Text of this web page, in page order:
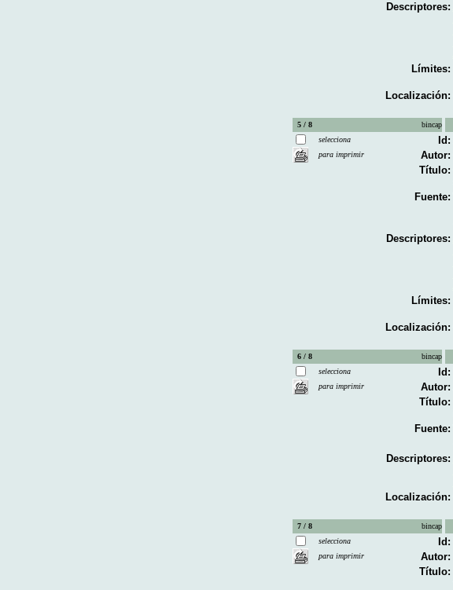
Descriptores:
Límites:
Localización:
5 / 8
bincap
selecciona
para imprimir
Id:
Autor:
Título:
Fuente:
Descriptores:
Límites:
Localización:
6 / 8
bincap
selecciona
para imprimir
Id:
Autor:
Título:
Fuente:
Descriptores:
Localización:
7 / 8
bincap
selecciona
para imprimir
Id:
Autor:
Título: